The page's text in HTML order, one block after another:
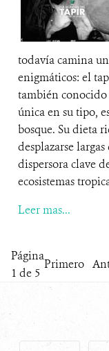
todavía camina
enigmáticos: el
también conocido
única en su tipo,
bosque. Su dieta
desplazarse
dispersora clave
ecosistemas
Leer mas...
Página
1 de 5
Primero